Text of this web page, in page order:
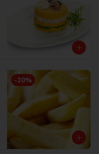
-30%